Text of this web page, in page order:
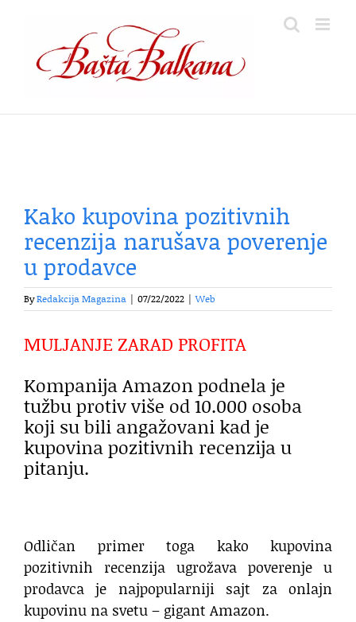
content
Kako kupovina pozitivnih
recenzija narušava poverenje
u prodavce
ByRedakcija Magazina 07/22/2022 Web
MULJANJE ZARAD PROFITA
Kompanija Amazon podnela je
tužbu protiv više od 10.000 osoba
koji su bili angažovani kad je
kupovina pozitivnih recenzija u
pitanju.
Odličan primer toga kako kupovina
pozitivnih recenzija ugrožava poverenje u
prodavca je najpopularniji sajt za onlajn
kupovinu na svetu – gigant Amazon.